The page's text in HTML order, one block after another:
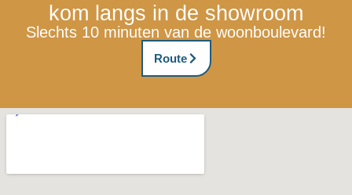
kom langs in de showroom
Slechts 10 minuten van de woonboulevard!
Route